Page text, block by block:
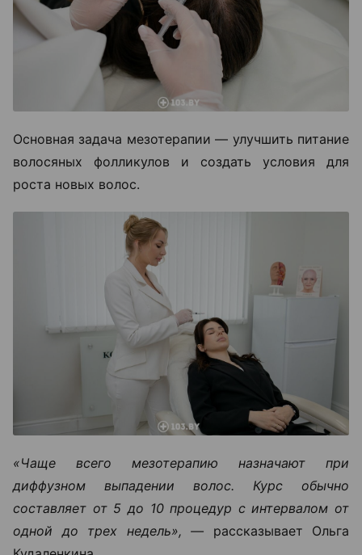
Основная задача мезотерапии — улучшить питание
волосяных фолликулов и создать условия для
роста новых волос.
«Чаще всего мезотерапию назначают при
диффузном выпадении волос. Курс обычно
составляет от 5 до 10 процедур с интервалом от
одной до трех недель», — рассказывает Ольга